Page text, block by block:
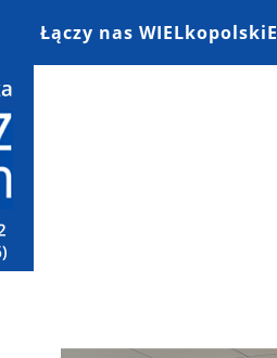
Łączy nas WIELkopolskiE